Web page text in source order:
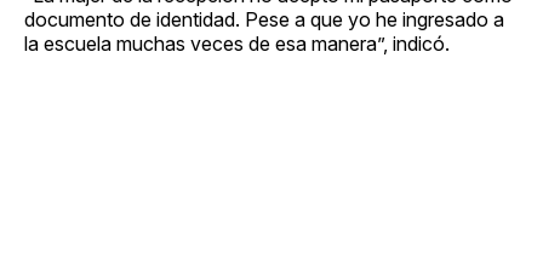
documento de identidad. Pese a que yo he ingresado a
la escuela muchas veces de esa manera”, indicó.